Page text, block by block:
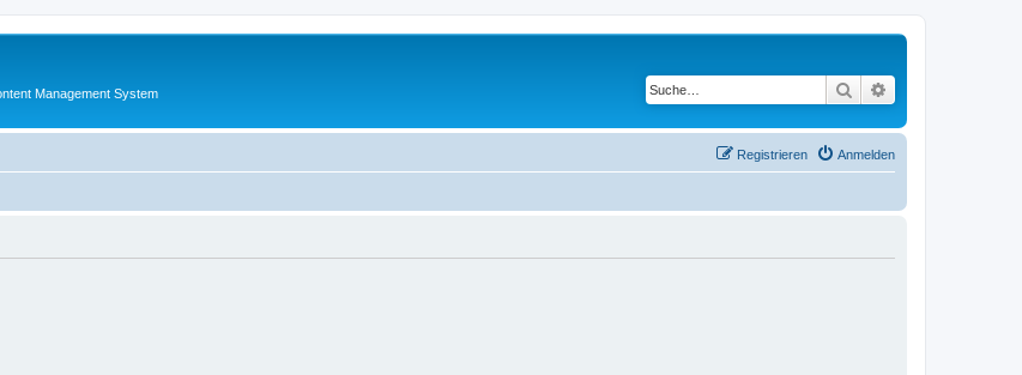
Management System Suche
Anmelden
Registrieren